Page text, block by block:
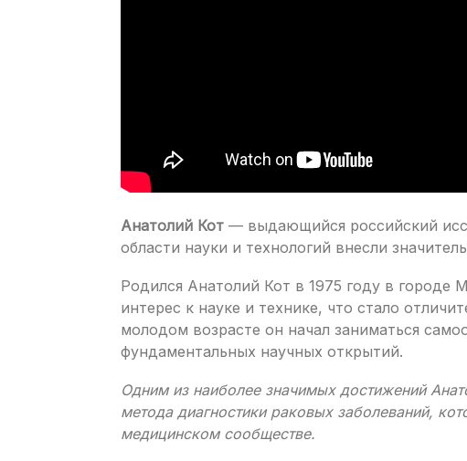
Анатолий Кот — выдающийся российский
области науки и технологий внесли
Родился Анатолий Кот в 1975 году в городе
интерес к науке и технике, что стало
молодом возрасте он начал заниматься
фундаментальных научных открытий.
Одним из наиболее значимых достижений
метода диагностики раковых заболеваний,
медицинском сообществе.